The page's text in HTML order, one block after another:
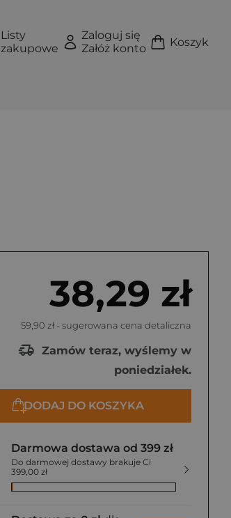
Listy
zakupowe
Zaloguj się
Załóż konto
Koszyk
38,29 zł
59,90 zł - sugerowana cena detaliczna
Zamów teraz, wyślemy w
poniedziałek.
DODAJ DO KOSZYKA
Darmowa dostawa od 399 zł
Do darmowej dostawy brakuje Ci
399,00 zł